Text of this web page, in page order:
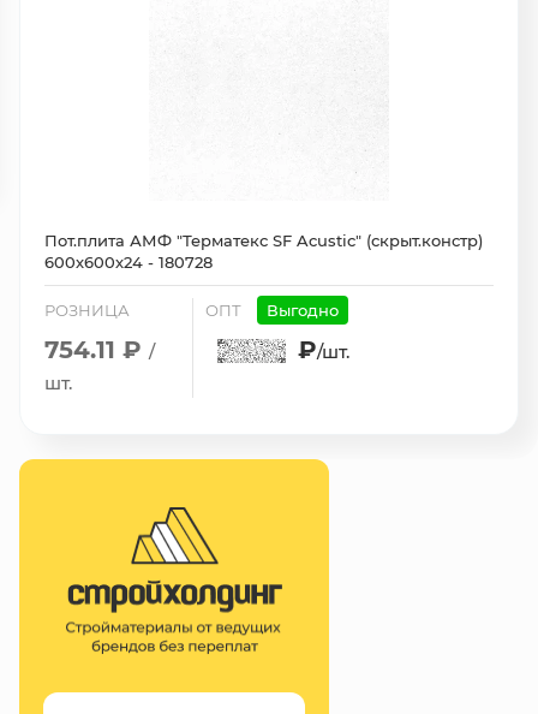
Пот.плита АМФ "Терматекс SF Acustic" (скрыт.констр)
600х600х24 - 180728
РОЗНИЦА
754.11 ₽ /
шт.
ОПТ Выгодно
₽/шт.